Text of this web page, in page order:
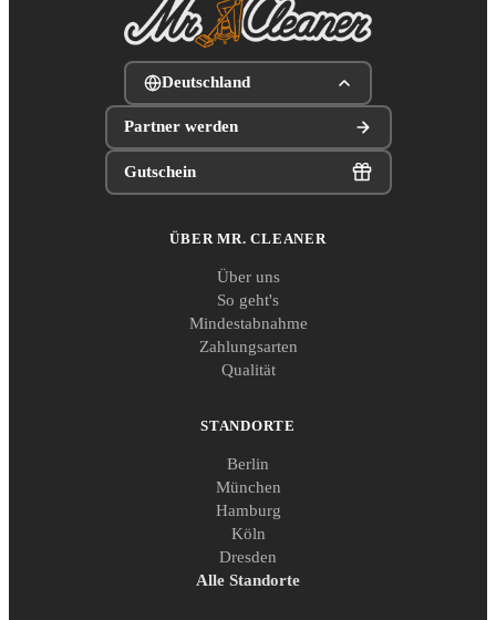
Deutschland
Partner werden
Gutschein
ÜBER MR. CLEANER
Über uns
So geht's
Mindestabnahme
Zahlungsarten
Qualität
STANDORTE
Berlin
München
Hamburg
Köln
Dresden
Alle Standorte